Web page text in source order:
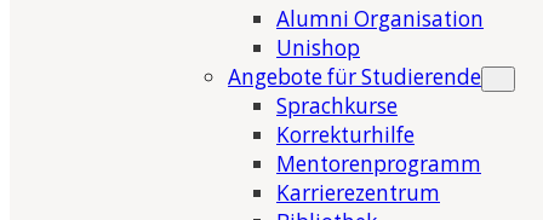
Alumni Organisation
Unishop
Angebote für Studierende
Sprachkurse
Korrekturhilfe
Mentorenprogramm
Karrierezentrum